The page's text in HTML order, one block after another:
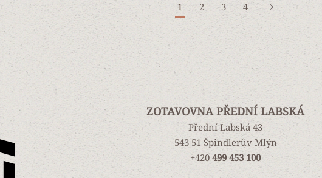
1 2 3 4
ZOTAVOVNA PŘEDNÍ LABSKÁ
Přední Labská 43
543 51 Špindlerův Mlýn
+420 499 453 100